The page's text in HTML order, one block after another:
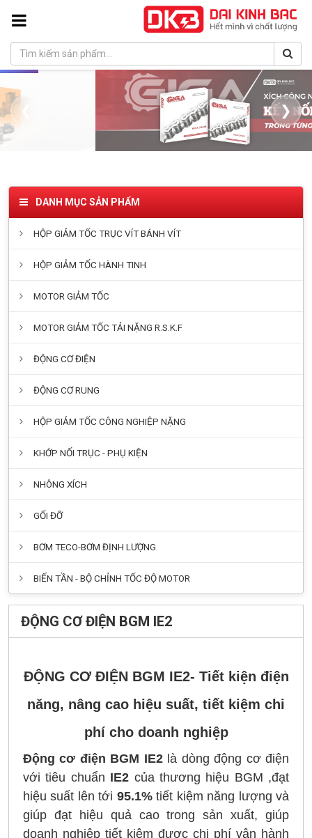
❮ ❯
DANH MỤC SẢN PHẨM
HỘP GIẢM TỐC TRỤC VÍT BÁNH VÍT
HỘP GIẢM TỐC HÀNH TINH
MOTOR GIẢM TỐC
MOTOR GIẢM TỐC TẢI NẶNG R.S.K.F
ĐỘNG CƠ ĐIỆN
ĐỘNG CƠ RUNG
HỘP GIẢM TỐC CÔNG NGHIỆP NẶNG
KHỚP NỐI TRỤC - PHỤ KIỆN
NHÔNG XÍCH
GỐI ĐỠ
BƠM TECO-BƠM ĐỊNH LƯỢNG
BIẾN TẦN - BỘ CHỈNH TỐC ĐỘ MOTOR
ĐỘNG CƠ ĐIỆN BGM IE2
ĐỘNG CƠ ĐIỆN BGM IE2- Tiết kiện điện
năng, nâng cao hiệu suất, tiết kiệm chi
phí cho doanh nghiệp
Động cơ điện BGM IE2 là dòng động cơ điện
với tiêu chuẩn IE2 của thương hiệu BGM ,đạt
hiệu suất lên tới 95.1%tiết kiệm năng lượng và
giúp đạt hiệu quả cao trong sản xuất, giúp
doanh nghiệp tiết kiệm được chi phí vận hành